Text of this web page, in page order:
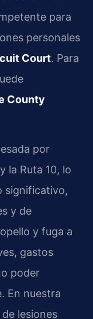
para
personales
Court. Para
County
por
la Ruta 10, lo
significativo,
y de
y fuga a
gastos
poder
En nuestra
lesiones